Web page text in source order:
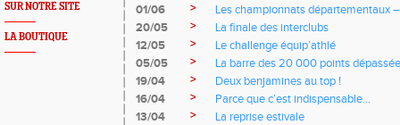
SUR NOTRE SITE
LA BOUTIQUE
01/06
>
Les championnats départementaux
20/05
>
La finale des interclubs
12/05
>
Le challenge équip’athlé
05/05
>
La barre des 20 000 points
19/04
>
Deux benjamines au top !
16/04
>
Parce que c’est indispensable…
13/04
>
La reprise estivale